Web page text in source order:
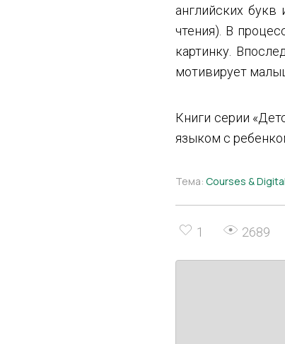
английских букв
чтения). В
картинку.
мотивирует
Книги серии
языком с
Тема: Courses &
1 2689